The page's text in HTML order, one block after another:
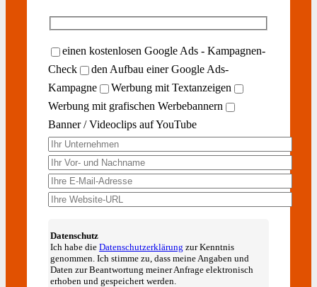
einen kostenlosen Google Ads - Kampagnen-
Check
den Aufbau einer Google Ads-
Kampagne
Werbung mit Textanzeigen
Werbung mit grafischen Werbebannern
Banner / Videoclips auf YouTube
Datenschutz
Ich habe dieDatenschutzerklärung zur Kenntnis
genommen. Ich stimme zu, dass meine Angaben und
Daten zur Beantwortung meiner Anfrage elektronisch
erhoben und gespeichert werden.